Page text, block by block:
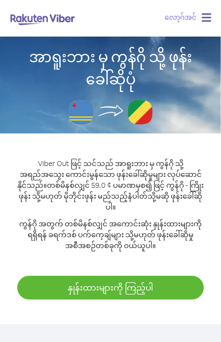
လော့ဂ်အင်
အာရူးဘား မှ ကွန်ဂို သို့ ဖုန်း
ခေါ်ဆိုပုံ
Viber Out ဖြင့် သင်သည် အာရူးဘား မှ ကွန်ဂို သို့
အရည်အသွေး ကောင်းမွန်သော ဖုန်းခေါ်ဆိုမှုများ လုပ်ဆောင်
နိုင်သည်။တစ်မိနစ်လျှင် 59.0 ¢ ပမာဏမှစ၍ ဖြင့် ကွန်ဂို - ကြိုး
ဖုန်း သို့မဟုတ် မိုဘိုင်းဖုန်း မည်သည့်နံပါတ်သို့မဆို ဖုန်းခေါ်ဆို
ပါ။
ကွန်ဂို အတွက် တစ်မိနစ်လျှင် အကောင်းဆုံး နှုန်းထားများကို
ရရှိရန် ခရက်ဒစ် ပက်ကေ့ချ်များ သို့မဟုတ် ဖုန်းခေါ်ဆိုမှု
အစီအစဉ်တစ်ခုကို ဝယ်ယူပါ။
နှုန်းထားများကို ကြည့်ပါ